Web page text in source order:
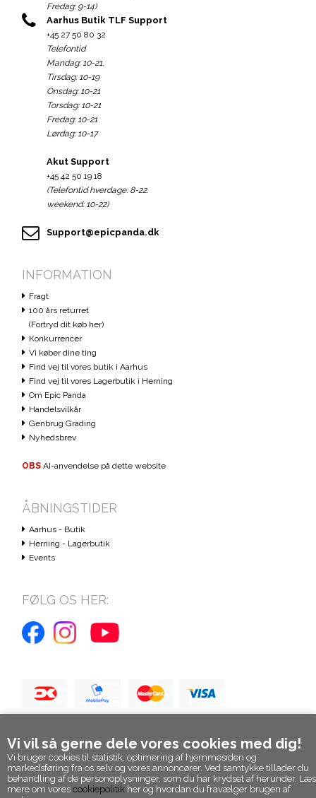
Vi vil så gerne dele vores cookies med dig!
Vi bruger cookies til statistik, optimering af hjemmesiden og
markedsføring fra os selv og vores annoncører. Ved samtykke tillader du
behandling af de personoplysninger, som du har krydset af herunder. Læs
mere om vores cookiepolitik her og hvordan du fravælger brugen af
Fredag: 9-14)
Aarhus Butik TLF Support
+45 27 50 80 32
Telefontid
Mandag: 10-21.
Tirsdag: 10-19
Onsdag: 10-21
Torsdag: 10-21
Fredag: 10-21
Lørdag: 10-17
Akut Support
+45 42 50 19 18
(Telefontid hverdage: 8-22.
weekend: 10-22)
Support@epicpanda.dk
INFORMATION
Fragt
100 års returret
(Fortryd dit køb her)
Konkurrencer
Vi køber dine ting
Find vej til vores butik i Aarhus
Find vej til vores Lagerbutik i Herning
Om Epic Panda
Handelsvilkår
Genbrug Grading
Nyhedsbrev
OBS AI-anvendelse på dette website
ÅBNINGSTIDER
Aarhus - Butik
Herning - Lagerbutik
Events
FØLG OS HER: